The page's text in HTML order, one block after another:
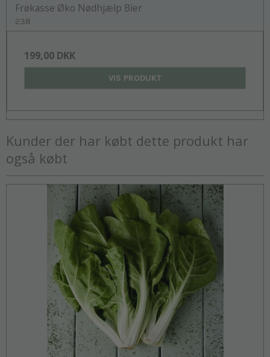
Frøkasse Øko Nødhjælp Bier
238
199,00 DKK
VIS PRODUKT
Kunder der har købt dette produkt har
også købt